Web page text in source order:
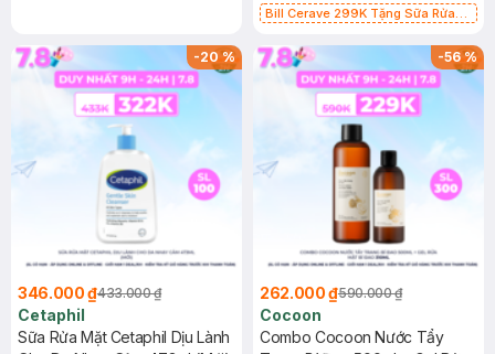
Bill Cerave 299K Tặng Sữa Rửa
-20%
346.000 ₫433.000 ₫
Cetaphil
Sữa Rửa Mặt Cetaphil Dịu Lành
-56%
262.000 ₫590.000 ₫
Cocoon
Combo Cocoon Nước Tẩy